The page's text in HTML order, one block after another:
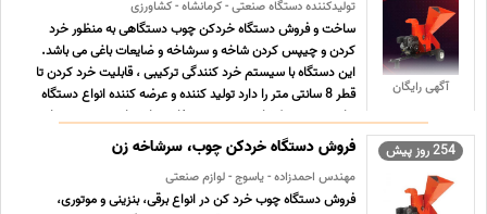
آگهی رایگان
تولیدکننده دستگاه صنعتی - کرمانشاه - کشاورزی
ساخت و فروش دستگاه خردکن چوب دستگاهی به منظور خرد
کردن و چیپس کردن شاخه و سرشاخه و ضایعات باغی می باشد.
این دستگاه با سیستم خرد کنندگی ترکیبی ، قابلیت خرد کردن تا
قطر 8 سانتی متر را دارد تولید کننده و عرضه کننده انواع دستگاه
های صنعتی و کشاورزی . جهت سفارش با شماره درج شده تماس
... ...
254 روز پیش فروش دستگاه خردکن چوب، سرشاخه زن
مهندس احمدزاده - یاسوج - لوازم صنعتی
فروش دستگاه چوب خرد کن در انواع برقی، بنزینی و موتوری،